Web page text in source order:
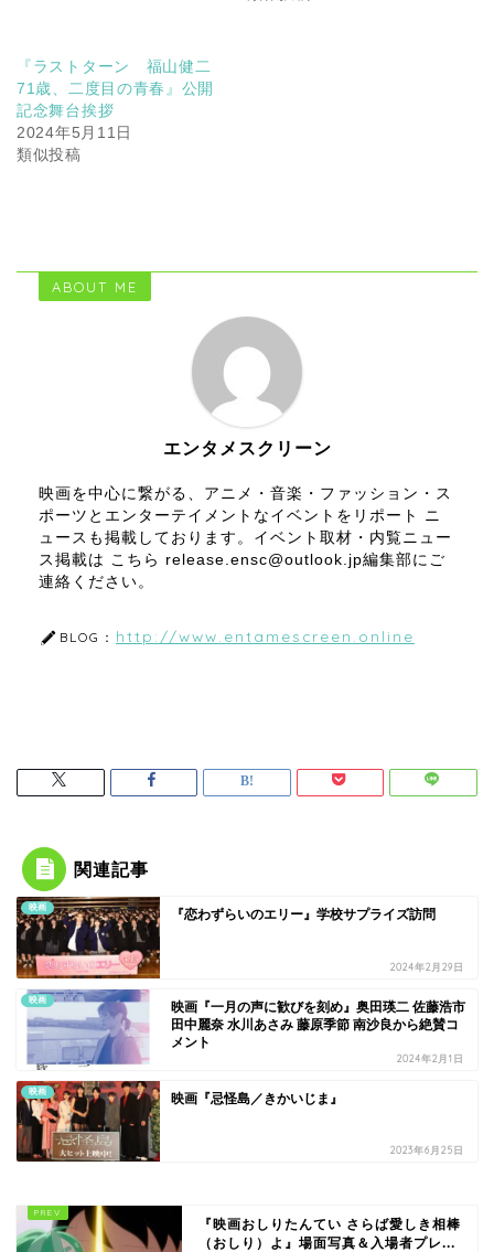
『ラストターン 福山健二
71歳、二度目の青春』公開
記念舞台挨拶
2024年5月11日
類似投稿
ABOUT ME
エンタメスクリーン
映画を中心に繋がる、アニメ・音楽・ファッション・ス
ポーツとエンターテイメントなイベントをリポート ニ
ュースも掲載しております。イベント取材・内覧ニュー
ス掲載は こちら release.ensc@outlook.jp編集部にご
連絡ください。
BLOG： http://www.entamescreen.online
関連記事
映画 『恋わずらいのエリー』学校サプライズ訪問
2024年2月29日
映画
映画『一月の声に歓びを刻め』奥田瑛二 佐藤浩市
田中麗奈 水川あさみ 藤原季節 南沙良から絶賛コ
メント
2024年2月1日
映画 映画『忌怪島／きかいじま』
2023年6月25日
『映画おしりたんてい さらば愛しき相棒
（おしり）よ』場面写真＆入場者プレ...